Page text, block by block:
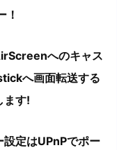
！
へのキャス
へ画面転送する
ます!
設定はUPnPでポー